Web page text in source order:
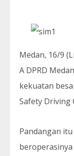
Medan, 16/9
A DPRD
kekuatan
Safety Driving
Pandangan